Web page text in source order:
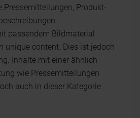
Pressemitteilungen, Produkt-
passendem Bildmaterial
unique content. Dies ist jedoch
Inhalte mit einer ähnlich
wie Pressemitteilungen
auch in dieser Kategorie